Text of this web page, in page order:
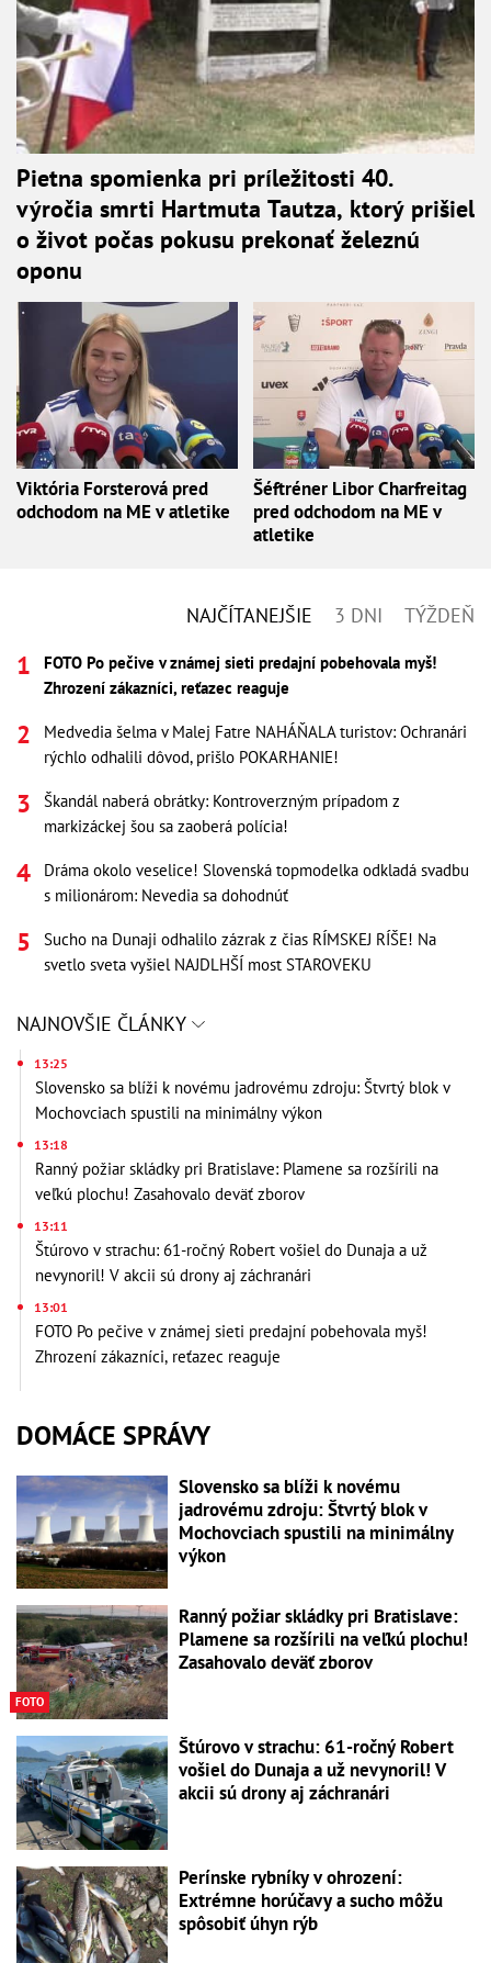
Pietna spomienka pri príležitosti 40.
výročia smrti Hartmuta Tautza, ktorý prišiel
o život počas pokusu prekonať železnú
oponu
Viktória Forsterová pred
odchodom na ME v atletike
Šéftréner Libor Charfreitag
pred odchodom na ME v
atletike
NAJČÍTANEJŠIE 3 DNI TÝŽDEŇ
FOTO Po pečive v známej sieti predajní pobehovala myš!
Zhrození zákazníci, reťazec reaguje
Medvedia šelma v Malej Fatre NAHÁŇALA turistov: Ochranári
rýchlo odhalili dôvod, prišlo POKARHANIE!
Škandál naberá obrátky: Kontroverzným prípadom z
markizáckej šou sa zaoberá polícia!
Dráma okolo veselice! Slovenská topmodelka odkladá svadbu
s milionárom: Nevedia sa dohodnúť
Sucho na Dunaji odhalilo zázrak z čias RÍMSKEJ RÍŠE! Na
svetlo sveta vyšiel NAJDLHŠÍ most STAROVEKU
NAJNOVŠIE ČLÁNKY
13:25
Slovensko sa blíži k novému jadrovému zdroju: Štvrtý blok v
Mochovciach spustili na minimálny výkon
13:18
Ranný požiar skládky pri Bratislave: Plamene sa rozšírili na
veľkú plochu! Zasahovalo deväť zborov
13:11
Štúrovo v strachu: 61-ročný Robert vošiel do Dunaja a už
nevynoril! V akcii sú drony aj záchranári
13:01
FOTO Po pečive v známej sieti predajní pobehovala myš!
Zhrození zákazníci, reťazec reaguje
DOMÁCE SPRÁVY
Slovensko sa blíži k novému
jadrovému zdroju: Štvrtý blok v
Mochovciach spustili na minimálny
výkon
FOTO
Ranný požiar skládky pri Bratislave:
Plamene sa rozšírili na veľkú plochu!
Zasahovalo deväť zborov
Štúrovo v strachu: 61-ročný Robert
vošiel do Dunaja a už nevynoril! V
akcii sú drony aj záchranári
Perínske rybníky v ohrození:
Extrémne horúčavy a sucho môžu
spôsobiť úhyn rýb